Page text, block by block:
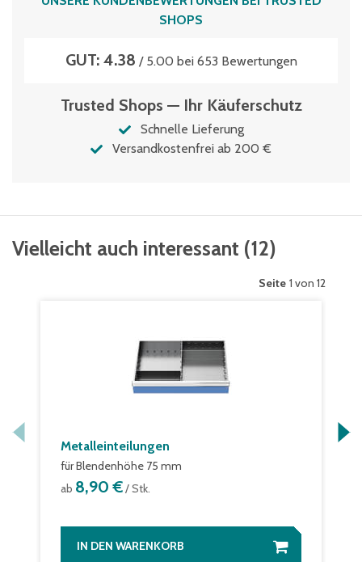
SHOPS
GUT: 4.38 / 5.00 bei 653 Bewertungen
Trusted Shops — Ihr Käuferschutz
Schnelle Lieferung
Versandkostenfrei ab 200 €
Vielleicht auch interessant (12)
Seite 1 von 12
Metalleinteilungen
für Blendenhöhe 75 mm
ab 8,90 €/ Stk.
IN DEN WARENKORB